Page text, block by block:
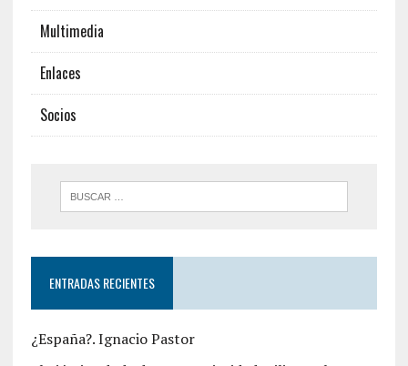
Multimedia
Enlaces
Socios
ENTRADAS RECIENTES
¿España?. Ignacio Pastor